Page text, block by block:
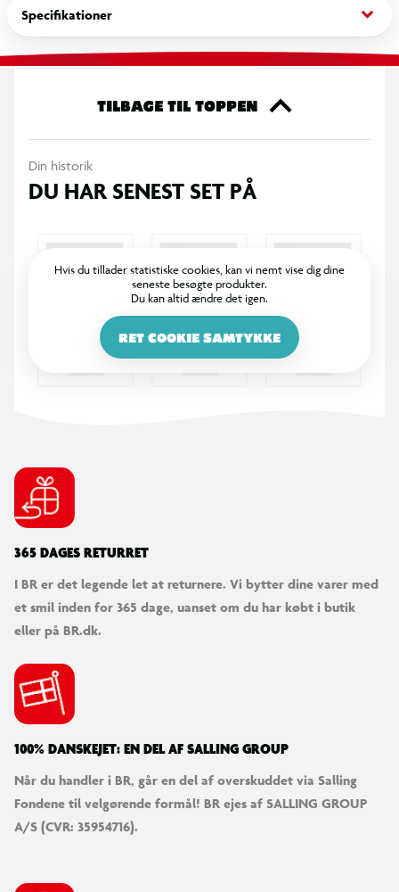
Funktioner:
Premium Basic-serien
60 W PD-opladningshastighed (20 V, 3,0 A, maks. 60 W)
Stærk intern ledningskonstruktion
Nikkelbelagte stik
Specifikationer keyboard_arrow_down
TILBAGE TIL TOPPEN
Din historik
DU HAR SENEST SET PÅ
Hvis du tillader statistiske cookies, kan vi nemt vise dig dine
seneste besøgte produkter.
Du kan altid ændre det igen.
RET COOKIE SAMTYKKE
365 DAGES RETURRET
I BR er det legende let at returnere. Vi bytter dine varer med
et smil inden for 365 dage, uanset om du har købt i butik
eller på BR.dk.
100% DANSKEJET: EN DEL AF SALLING GROUP
Når du handler i BR, går en del af overskuddet via Salling
Fondene til velgørende formål! BR ejes af SALLING GROUP
A/S (CVR: 35954716).